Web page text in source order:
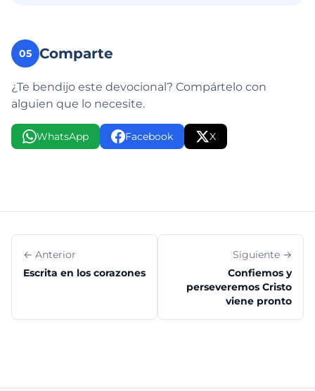
05 Comparte
¿Te bendijo este devocional? Compártelo con
alguien que lo necesite.
WhatsApp Facebook X
← Anterior
Escrita en los corazones
Siguiente →
Confiemos y
perseveremos Cristo
viene pronto